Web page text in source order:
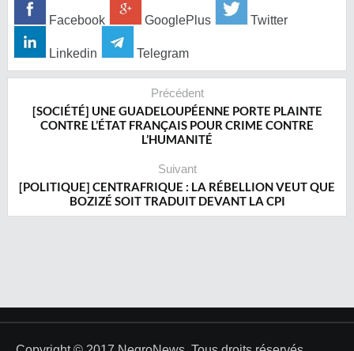
Facebook GooglePlus Twitter
Linkedin Telegram
Précédent
‎[SOCIÉTÉ] UNE GUADELOUPÉENNE PORTE PLAINTE
CONTRE L’ÉTAT FRANÇAIS POUR CRIME CONTRE
L’HUMANITÉ
Suivant
[POLITIQUE] CENTRAFRIQUE : LA RÉBELLION VEUT QUE
BOZIZÉ SOIT TRADUIT DEVANT LA CPI